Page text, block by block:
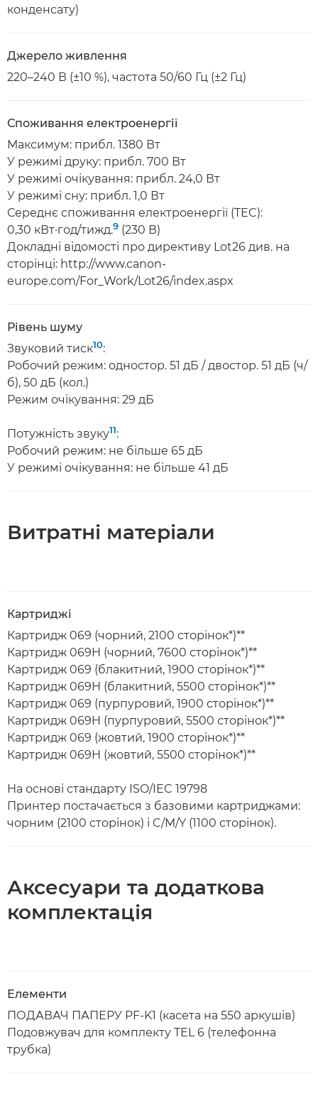
конденсату)
Джерело живлення
220–240 В (±10 %), частота 50/60 Гц (±2 Гц)
Споживання електроенергії
Максимум: прибл. 1380 Вт
У режимі друку: прибл. 700 Вт
У режимі очікування: прибл. 24,0 Вт
У режимі сну: прибл. 1,0 Вт
Середнє споживання електроенергії (TEC):
0,30 кВт·год/тижд.9 (230 В)
Докладні відомості про директиву Lot26 див. на
сторінці: http://www.canon-
europe.com/For_Work/Lot26/index.aspx
Рівень шуму
Звуковий тиск10:
Робочий режим: одностор. 51 дБ / двостор. 51 дБ (ч/
б), 50 дБ (кол.)
Режим очікування: 29 дБ
Потужність звуку11:
Робочий режим: не більше 65 дБ
У режимі очікування: не більше 41 дБ
Витратні матеріали
Картриджі
Картридж 069 (чорний, 2100 сторінок*)**
Картридж 069H (чорний, 7600 сторінок*)**
Картридж 069 (блакитний, 1900 сторінок*)**
Картридж 069H (блакитний, 5500 сторінок*)**
Картридж 069 (пурпуровий, 1900 сторінок*)**
Картридж 069H (пурпуровий, 5500 сторінок*)**
Картридж 069 (жовтий, 1900 сторінок*)**
Картридж 069H (жовтий, 5500 сторінок*)**
На основі стандарту ISO/IEC 19798
Принтер постачається з базовими картриджами:
чорним (2100 сторінок) і C/M/Y (1100 сторінок).
Аксесуари та додаткова
комплектація
Елементи
ПОДАВАЧ ПАПЕРУ PF-K1 (касета на 550 аркушів)
Подовжувач для комплекту TEL 6 (телефонна
трубка)